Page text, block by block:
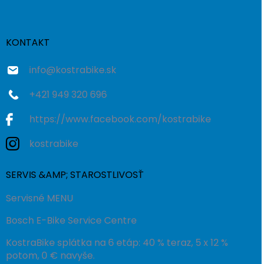
KONTAKT
info@kostrabike.sk
+421 949 320 696
https://www.facebook.com/kostrabike
kostrabike
SERVIS &AMP; STAROSTLIVOSŤ
Servisné MENU
Bosch E-Bike Service Centre
KostraBike splátka na 6 etáp: 40 % teraz, 5 x 12 %
potom, 0 € navyše.